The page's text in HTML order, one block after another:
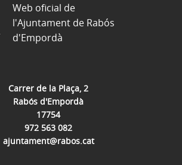
Carrer de la Plaça, 2
Rabós d'Empordà
17754
972 563 082
ajuntament@rabos.cat
Web oficial de
l'Ajuntament de Rabós
d'Empordà